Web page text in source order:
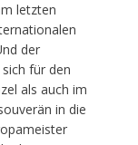
letzten
der
für den
als auch im
in die